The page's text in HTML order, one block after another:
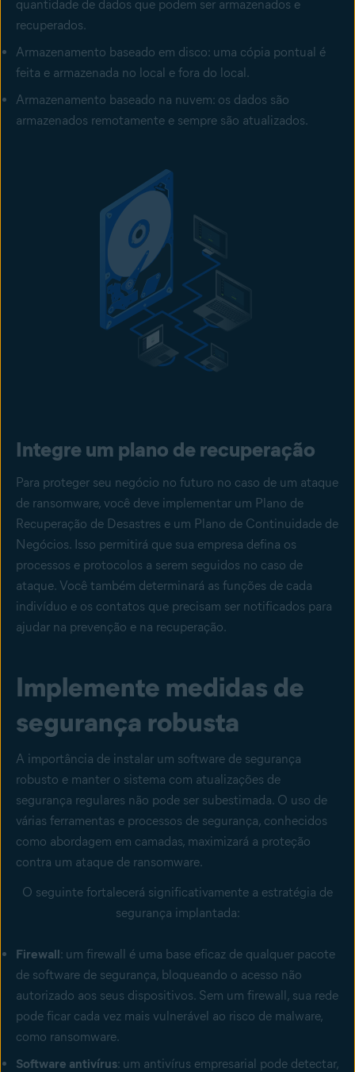
quantidade de dados que podem ser armazenados e
recuperados.
Armazenamento baseado em disco: uma cópia pontual é
feita e armazenada no local e fora do local.
Armazenamento baseado na nuvem: os dados são
armazenados remotamente e sempre são atualizados.
Integre um plano de recuperação
Para proteger seu negócio no futuro no caso de um ataque
de ransomware, você deve implementar um Plano de
Recuperação de Desastres e um Plano de Continuidade de
Negócios. Isso permitirá que sua empresa defina os
processos e protocolos a serem seguidos no caso de
ataque. Você também determinará as funções de cada
indivíduo e os contatos que precisam ser notificados para
ajudar na prevenção e na recuperação.
Implemente medidas de
segurança robusta
A importância de instalar um software de segurança
robusto e manter o sistema com atualizações de
segurança regulares não pode ser subestimada. O uso de
várias ferramentas e processos de segurança, conhecidos
como abordagem em camadas, maximizará a proteção
contra um ataque de ransomware.
O seguinte fortalecerá significativamente a estratégia de
segurança implantada:
Firewall: um firewall é uma base eficaz de qualquer pacote
de software de segurança, bloqueando o acesso não
autorizado aos seus dispositivos. Sem um firewall , sua rede
pode ficar cada vez mais vulnerável ao risco de malware,
como ransomware.
Software antivírus: um antivírus empresarial pode detectar,